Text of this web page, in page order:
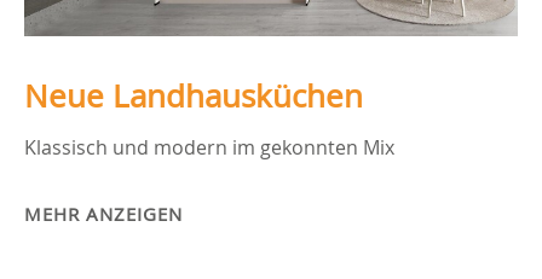
Neue Landhausküchen
Klassisch und modern im gekonnten Mix
MEHR ANZEIGEN